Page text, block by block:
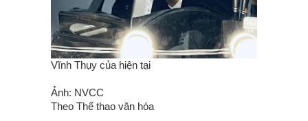
Vĩnh Thụy của hiện tại
Ảnh: NVCC
Theo Thể thao văn hóa